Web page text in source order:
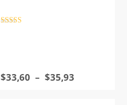
$33,60 – $35,93